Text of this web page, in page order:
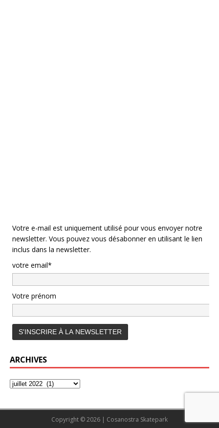
Votre e-mail est uniquement utilisé pour vous envoyer notre
newsletter. Vous pouvez vous désabonner en utilisant le lien
inclus dans la newsletter.
votre email*
Votre prénom
ARCHIVES
Copyright © 2026 | Cosanostra Skatepark